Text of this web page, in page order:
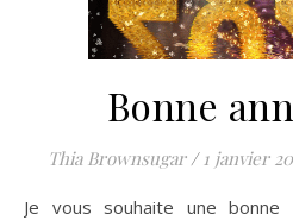
Bonne
Thia Brownsugar / 1 janvier
Je vous souhaite une bonne année 2022. Je pourrais